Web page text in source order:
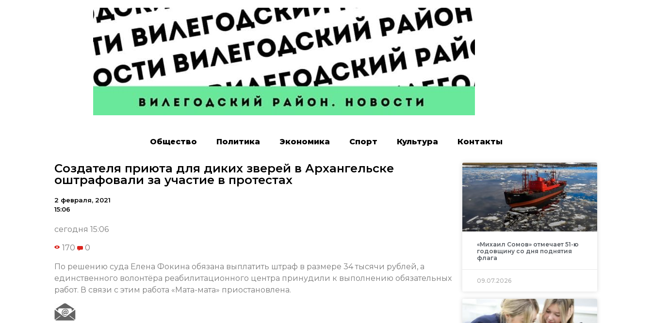
Общество Политика Экономика Спорт Культура Контакты
Создателя приюта для диких зверей в Архангельске
оштрафовали за участие в протестах
2 февраля, 2021
15:06
сегодня 15:06
170 0
По решению суда Елена Фокина обязана выплатить штраф в размере 34 тысячи рублей, а
единственного волонтёра реабилитационного центра принудили к выполнению обязательных
работ. В связи с этим работа «Мата-мата» приостановлена.
«Михаил Сомов» отмечает 51-ю
годовщину со дня поднятия
флага
09.07.2026